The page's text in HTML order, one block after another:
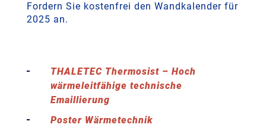
Fordern Sie kostenfrei den Wandkalender für
2025 an.
THALETEC Thermosist – Hoch
wärmeleitfähige technische
Emaillierung
Poster Wärmetechnik